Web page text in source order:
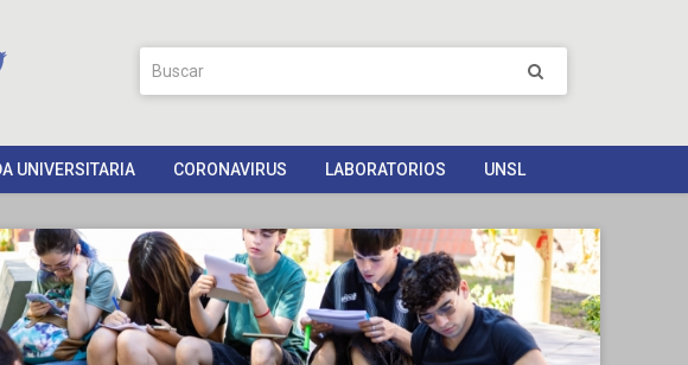
UNIVERSITARIA CORONAVIRUS LABORATORIOS UNSL